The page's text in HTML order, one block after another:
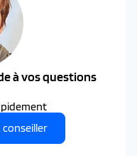
à vos questions